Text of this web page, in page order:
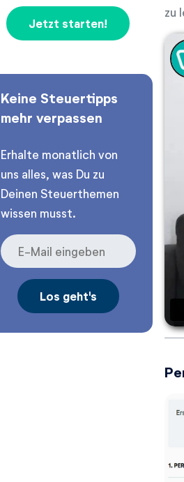
Jetzt starten!
Keine Steuertipps
mehr verpassen
Erhalte monatlich von
uns alles, was Du zu
Deinen Steuerthemen
wissen musst.
zu